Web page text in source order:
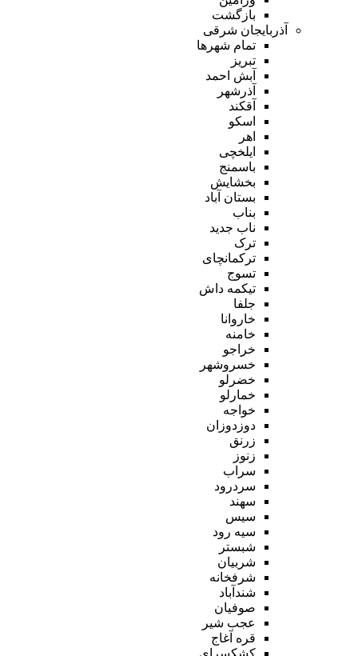
بازگشت
آذربایجان شرقی
تمام شهر‌ها
تبریز
آبش احمد
آذرشهر
آقکند
اسکو
اهر
ایلخچی
باسمنج
بخشایش
بستان آباد
بناب
ناب جدید
ترک
ترکمانچای
تسوج
تیکمه داش
جلفا
خاروانا
خامنه
خراجو
خسروشهر
خضرلو
خمارلو
خواجه
دوزدوزان
زرنق
زنوز
سراب
سردرود
سهند
سیس
سیه رود
شبستر
شربیان
شرفخانه
شندآباد
صوفیان
عجب شیر
قره آغاج
کشکسرای